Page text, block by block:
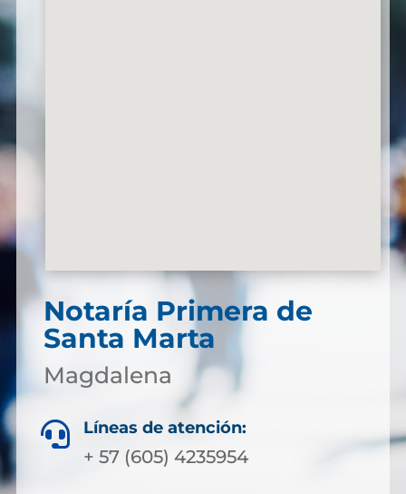
Notaría Primera de
Santa Marta
Magdalena
 Líneas de atención:
+ 57 (605) 4235954